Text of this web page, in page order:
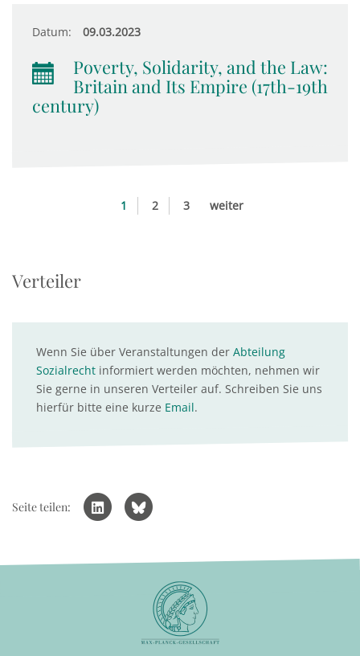
Datum: 09.03.2023
Poverty, Solidarity, and the Law:
Britain and Its Empire (17th-19th
century)
1 2 3 weiter
Verteiler
Wenn Sie über Veranstaltungen der Abteilung
Sozialrecht informiert werden möchten, nehmen wir
Sie gerne in unseren Verteiler auf. Schreiben Sie uns
hierfür bitte eine kurze Email.
Seite teilen: